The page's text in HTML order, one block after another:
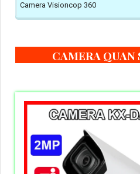
Camera Visioncop 360
CAMERA